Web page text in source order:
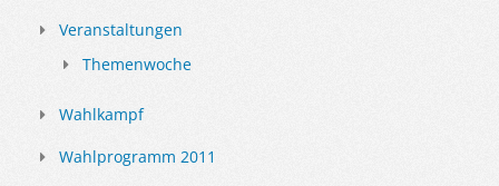
Veranstaltungen
Themenwoche
Wahlkampf
Wahlprogramm 2011